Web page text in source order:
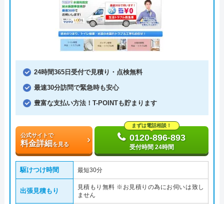
24時間365日受付で見積り・点検無料
最速30分訪問で緊急時も安心
豊富な支払い方法！T-POINTも貯まります
公式サイトで
料金詳細を見る
まずは電話相談！
0120-896-893
受付時間 24時間
駆けつけ時間 最短30分
出張見積もり
見積もり無料 ※お見積りの為にお伺いは致し
ません